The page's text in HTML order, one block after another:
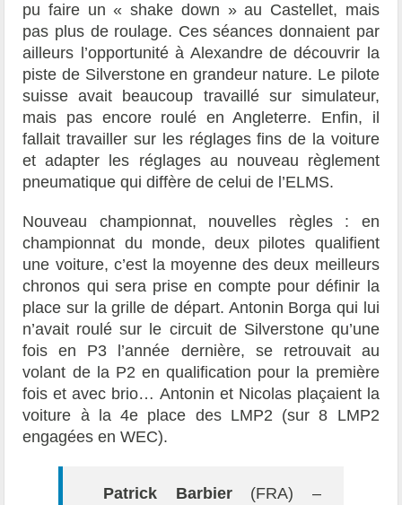
pu faire un « shake down » au Castellet, mais
pas plus de roulage. Ces séances donnaient par
ailleurs l’opportunité à Alexandre de découvrir la
piste de Silverstone en grandeur nature. Le pilote
suisse avait beaucoup travaillé sur simulateur,
mais pas encore roulé en Angleterre. Enfin, il
fallait travailler sur les réglages fins de la voiture
et adapter les réglages au nouveau règlement
pneumatique qui diffère de celui de l’ELMS.
Nouveau championnat, nouvelles règles : en
championnat du monde, deux pilotes qualifient
une voiture, c’est la moyenne des deux meilleurs
chronos qui sera prise en compte pour définir la
place sur la grille de départ. Antonin Borga qui lui
n’avait roulé sur le circuit de Silverstone qu’une
fois en P3 l’année dernière, se retrouvait au
volant de la P2 en qualification pour la première
fois et avec brio… Antonin et Nicolas plaçaient la
voiture à la 4e place des LMP2 (sur 8 LMP2
engagées en WEC).
Patrick Barbier(FRA) –